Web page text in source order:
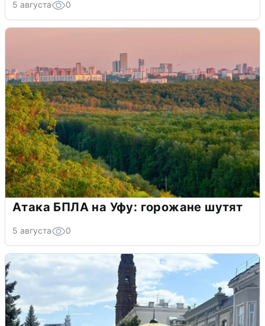
5 августа 0
Атака БПЛА на Уфу: горожане шутят
5 августа 0